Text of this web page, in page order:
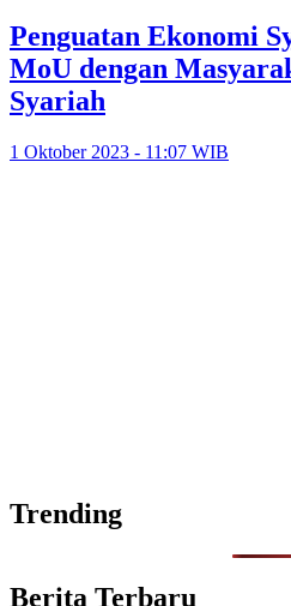
Penguatan Ekonomi
MoU dengan
Syariah
1 Oktober 2023 - 11:07 WIB
Trending
Berita Terbaru